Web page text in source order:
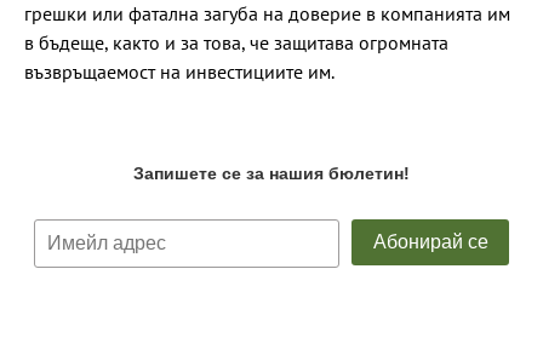
грешки или фатална загуба на доверие в компанията им
в бъдеще, както и за това, че защитава огромната
възвръщаемост на инвестициите им.